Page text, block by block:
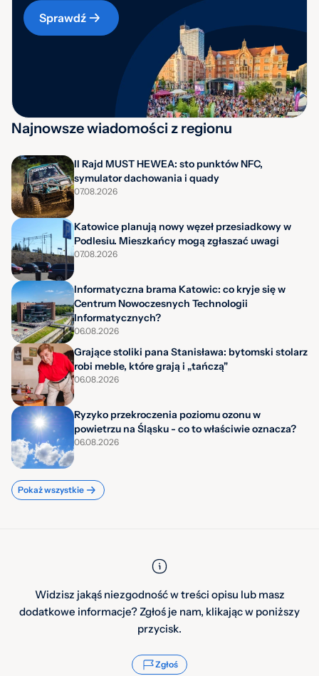
Sprawdź
Najnowsze wiadomości z regionu
II Rajd MUST HEWEA: sto punktów NFC,
symulator dachowania i quady
07.08.2026
Katowice planują nowy węzeł przesiadkowy w
Podlesiu. Mieszkańcy mogą zgłaszać uwagi
07.08.2026
Informatyczna brama Katowic: co kryje się w
Centrum Nowoczesnych Technologii
Informatycznych?
06.08.2026
Grające stoliki pana Stanisława: bytomski stolarz
robi meble, które grają i „tańczą"
06.08.2026
Ryzyko przekroczenia poziomu ozonu w
powietrzu na Śląsku - co to właściwie oznacza?
06.08.2026
Pokaż wszystkie
Widzisz jakąś niezgodność w treści opisu lub masz
dodatkowe informacje? Zgłoś je nam, klikając w poniższy
przycisk.
Zgłoś